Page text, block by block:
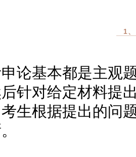
1
基本都是主观题
针对给定材料提
生根据提出的问